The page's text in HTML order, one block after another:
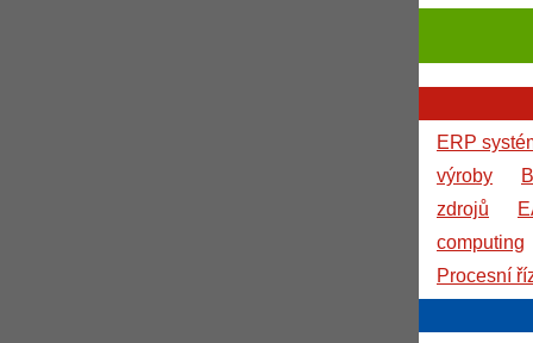
ERP
výroby
zdrojů
computing
Procesní